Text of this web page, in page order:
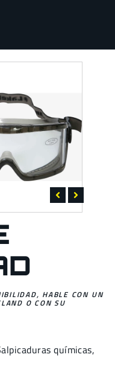
HABLE CON UN
O CON SU
químicas,